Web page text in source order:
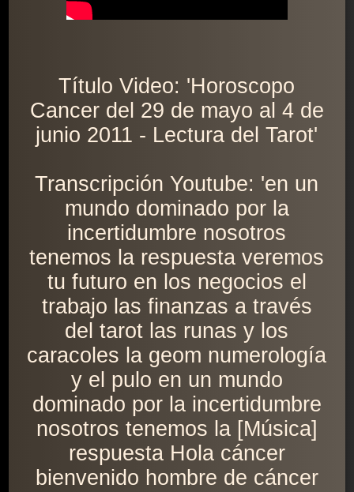
Título Video: 'Horoscopo
Cancer del 29 de mayo al 4 de
junio 2011 - Lectura del Tarot'
Transcripción Youtube: 'en un
mundo dominado por la
incertidumbre nosotros
tenemos la respuesta veremos
tu futuro en los negocios el
trabajo las finanzas a través
del tarot las runas y los
caracoles la geom numerología
y el pulo en un mundo
dominado por la incertidumbre
nosotros tenemos la [Música]
respuesta Hola cáncer
bienvenido hombre de cáncer